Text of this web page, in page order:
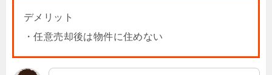
デメリット
・任意売却後は物件に住めない